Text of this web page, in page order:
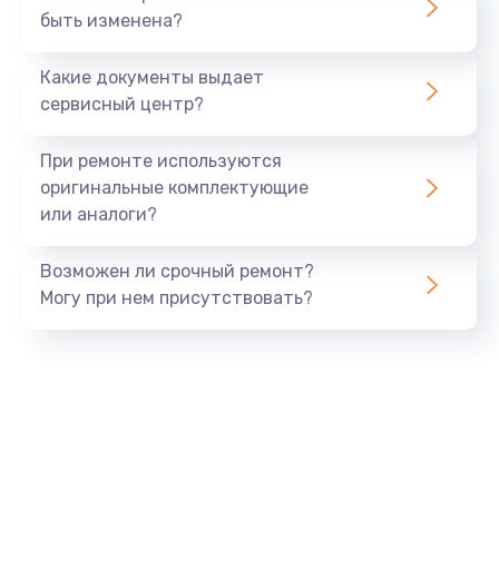
Замена нагревателя испарителя
Заказать
Замена мотор-компрессора
Заказать
быть изменена?
Какие документы выдает
сервисный центр?
При ремонте используются
оригинальные комплектующие
или аналоги?
Возможен ли срочный ремонт?
Могу при нем присутствовать?